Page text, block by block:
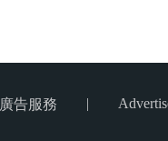
廣告服務 |